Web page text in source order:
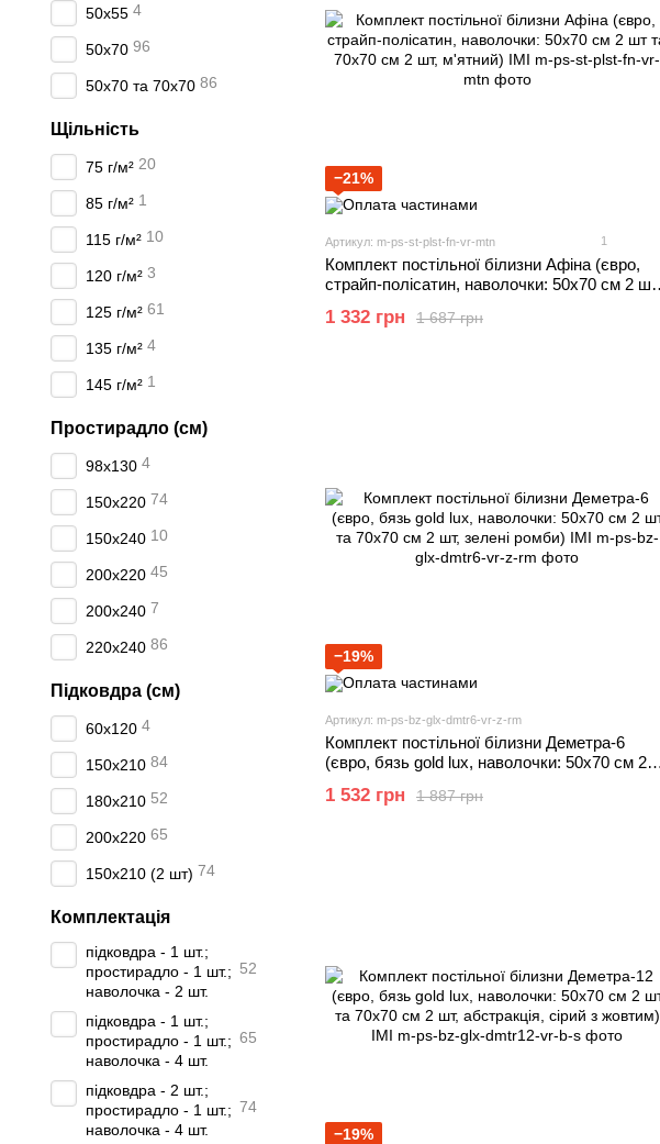
−21%
Артикул: m-ps-st-plst-fn-vr-mtn 1
Комплект постільної білизни Афіна (євро,
страйп-полісатин, наволочки: 50х70 см 2 шт
1 687 грн
1 332 грн
−19%
Артикул: m-ps-bz-glx-dmtr6-vr-z-rm
Комплект постільної білизни Деметра-6
(євро, бязь gold lux, наволочки: 50х70 см 2
1 887 грн
1 532 грн
−19%
50х55 4
50х70 96
50х70 та 70х70 86
Щільність
75 г/м² 20
85 г/м² 1
115 г/м² 10
120 г/м² 3
125 г/м² 61
135 г/м² 4
145 г/м² 1
Простирадло (см)
98х130 4
150х220 74
150х240 10
200х220 45
200х240 7
220х240 86
Підковдра (см)
60х120 4
150х210 84
180х210 52
200х220 65
150х210 (2 шт) 74
Комплектація
підковдра - 1 шт.;
простирадло - 1 шт.;
наволочка - 2 шт.
52
підковдра - 1 шт.;
простирадло - 1 шт.;
наволочка - 4 шт.
65
підковдра - 2 шт.;
простирадло - 1 шт.;
наволочка - 4 шт.
74